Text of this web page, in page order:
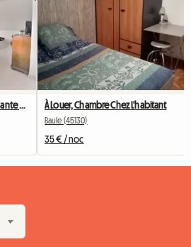
À Louer, Chambre Chez L'habitant
Baule (45130)
35 € / noc